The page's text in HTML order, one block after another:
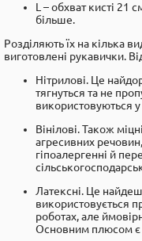
L – обхват кисті 21
більше.
Розділяють їх на кілька
виготовлені рукавички.
Нітрилові. Це
тягнуться та не
використовуються
Вінілові. Також
агресивних
гіпоалергенні й
Латексні. Це
використовується
роботах, але
Основним плюсом є